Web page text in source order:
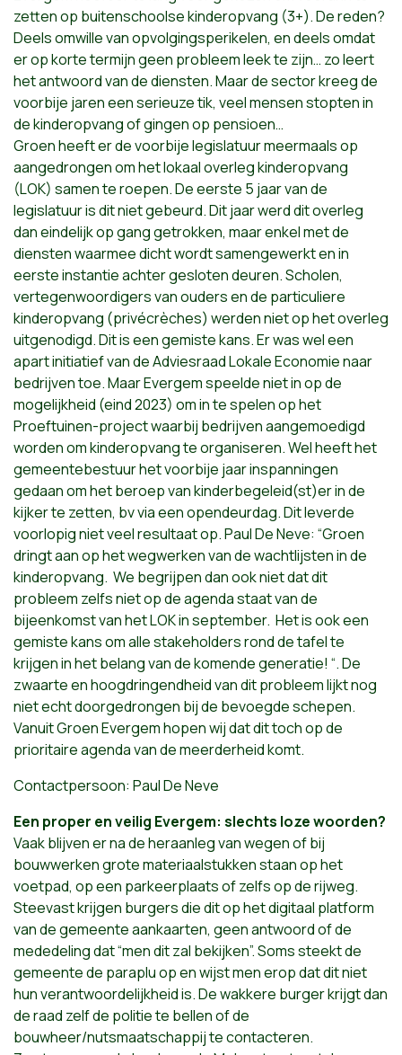
zetten op buitenschoolse kinderopvang (3+). De reden?
Deels omwille van opvolgingsperikelen, en deels omdat
er op korte termijn geen probleem leek te zijn… zo leert
het antwoord van de diensten. Maar de sector kreeg de
voorbije jaren een serieuze tik, veel mensen stopten in
de kinderopvang of gingen op pensioen…
Groen heeft er de voorbije legislatuur meermaals op
aangedrongen om het lokaal overleg kinderopvang
(LOK) samen te roepen. De eerste 5 jaar van de
legislatuur is dit niet gebeurd. Dit jaar werd dit overleg
dan eindelijk op gang getrokken, maar enkel met de
diensten waarmee dicht wordt samengewerkt en in
eerste instantie achter gesloten deuren. Scholen,
vertegenwoordigers van ouders en de particuliere
kinderopvang (privécrèches) werden niet op het overleg
uitgenodigd. Dit is een gemiste kans. Er was wel een
apart initiatief van de Adviesraad Lokale Economie naar
bedrijven toe. Maar Evergem speelde niet in op de
mogelijkheid (eind 2023) om in te spelen op het
Proeftuinen-project waarbij bedrijven aangemoedigd
worden om kinderopvang te organiseren. Wel heeft het
gemeentebestuur het voorbije jaar inspanningen
gedaan om het beroep van kinderbegeleid(st)er in de
kijker te zetten, bv via een opendeurdag. Dit leverde
voorlopig niet veel resultaat op. Paul De Neve: “Groen
dringt aan op het wegwerken van de wachtlijsten in de
kinderopvang. We begrijpen dan ook niet dat dit
probleem zelfs niet op de agenda staat van de
bijeenkomst van het LOK in september. Het is ook een
gemiste kans om alle stakeholders rond de tafel te
krijgen in het belang van de komende generatie! “. De
zwaarte en hoogdringendheid van dit probleem lijkt nog
niet echt doorgedrongen bij de bevoegde schepen.
Vanuit Groen Evergem hopen wij dat dit toch op de
prioritaire agenda van de meerderheid komt.
Contactpersoon: Paul De Neve
Een proper en veilig Evergem: slechts loze woorden?
Vaak blijven er na de heraanleg van wegen of bij
bouwwerken grote materiaalstukken staan op het
voetpad, op een parkeerplaats of zelfs op de rijweg.
Steevast krijgen burgers die dit op het digitaal platform
van de gemeente aankaarten, geen antwoord of de
mededeling dat “men dit zal bekijken”. Soms steekt de
gemeente de paraplu op en wijst men erop dat dit niet
hun verantwoordelijkheid is. De wakkere burger krijgt dan
de raad zelf de politie te bellen of de
bouwheer/nutsmaatschappij te contacteren.